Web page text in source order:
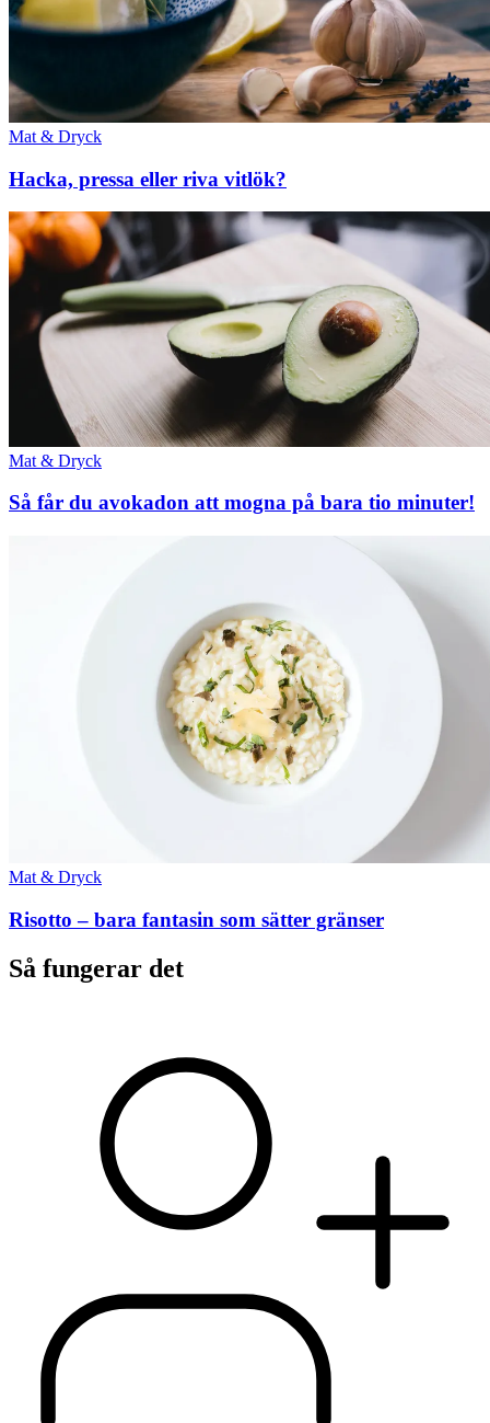
Mat & Dryck
Hacka, pressa eller riva vitlök?
Mat & Dryck
Så får du avokadon att mogna på bara tio minuter!
Mat & Dryck
Risotto – bara fantasin som sätter gränser
Så fungerar det